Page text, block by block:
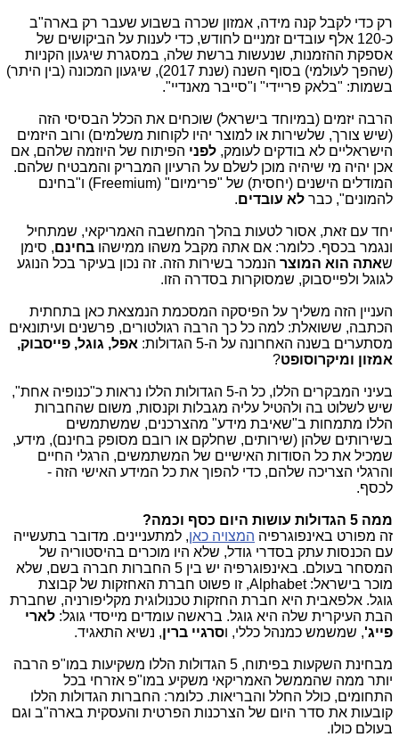
רק כדי לקבל קנה מידה, אמזון שכרה בשבוע שעבר רק בארה"ב
כ-120 אלף עובדים זמניים לחודש, כדי לענות על הביקושים של
אספקת ההזמנות, שנעשות ברשת שלה, במסגרת שיגעון הקניות
(שהפך לעולמי) בסוף השנה (שנת 2017), שיגעון המכונה (בין היתר)
בשמות: "בלאק פריידי" ו"סייבר מאנדיי".
הרבה יזמים (במיוחד בישראל) שוכחים את הכלל הבסיסי הזה
(שיש צורך, שלשירות או למוצר יהיו לקוחות משלמים) ורוב היזמים
הישראליים לא בודקים לעומק, לפני הפיתוח של היוזמה שלהם, אם
אכן יהיה מי שיהיה מוכן לשלם על הרעיון המבריק והמבטיח שלהם.
המודלים הישנים (יחסית) של "פרימיום" (Freemium) ו"בחינם
להמונים", כבר לא עובדים.
יחד עם זאת, אסור לטעות בהלך המחשבה האמריקאי, שמתחיל
ונגמר בכסף. כלומר: אם אתה מקבל משהו ממישהו בחינם, סימן
שאתה הוא המוצר הנמכר בשירות הזה. זה נכון בעיקר בכל הנוגע
לגוגל ולפייסבוק, שמסוקרות בסדרה הזו.
העניין הזה משליך על הפיסקה המסכמת הנמצאת כאן בתחתית
הכתבה, ששואלת: למה כל כך הרבה רגולטורים, פרשנים ועיתונאים
מסתערים בשנה האחרונה על ה-5 הגדולות:
אפל, גוגל, פייסבוק,
אמזון ומיקרוסופט?
בעיני המבקרים הללו, כל ה-5 הגדולות הללו נראות כ"כנופיה אחת",
שיש לשלוט בה ולהטיל עליה מגבלות וקנסות, משום שהחברות
הללו מתמחות ב"שאיבת מידע" מהצרכנים, שמשתמשים
בשירותים שלהן (שירותים, שחלקם או רובם מסופק בחינם), מידע,
שמכיל את כל הסודות האישיים של המשתמשים, הרגלי החיים
והרגלי הצריכה שלהם, כדי להפוך את כל המידע האישי הזה -
לכסף.
ממה 5 הגדולות עושות היום כסף וכמה?
זה מפורט באינפוגרפיה המצויה כאן, למתעניינים. מדובר בתעשייה
עם הכנסות עתק בסדרי גודל, שלא היו מוכרים בהיסטוריה של
המסחר בעולם. באינפוגרפיה יש בין 5 החברות חברה בשם, שלא
מוכר בישראל: Alphabet, זו פשוט חברת האחזקות של קבוצת
גוגל. אלפאבית היא חברת החזקות טכנולוגית מקליפורניה, שחברת
הבת העיקרית שלה היא גוגל. בראשה עומדים מייסדי גוגל: לארי
פייג', שמשמש כמנהל כללי, וסרגיי ברין, נשיא התאגיד.
מבחינת השקעות בפיתוח, 5 הגדולות הללו משקיעות במו"פ הרבה
יותר ממה שהממשל האמריקאי משקיע במו"פ אזרחי בכל
התחומים, כולל החלל והבריאות. כלומר: החברות הגדולות הללו
קובעות את סדר היום של הצרכנות הפרטית והעסקית בארה"ב וגם
בעולם כולו.